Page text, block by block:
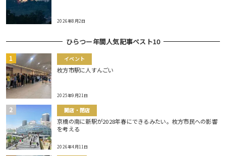
2026年8月2日
ひらつー年間人気記事ベスト10
イベント
枚方市駅に人すんごい
2025年9月21日
開店・閉店
京橋の南に新駅が2028年春にできるみたい。枚方市民への影響
を考える
2026年4月11日